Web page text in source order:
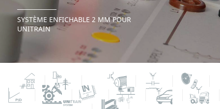
SYSTÈME ENFICHABLE 2 MM POUR
UNITRAIN